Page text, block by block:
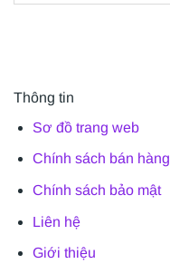
Thông tin
Sơ đồ trang web
Chính sách bán hàng
Chính sách bảo mật
Liên hệ
Giới thiệu